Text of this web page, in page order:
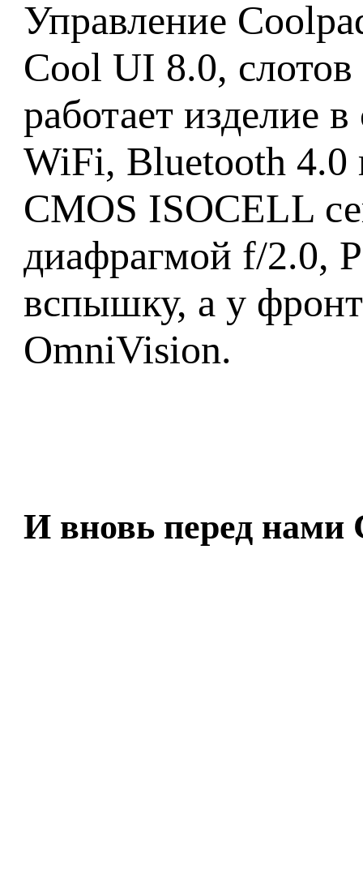
Управление
Cool UI 8.0,
работает изделие
WiFi, Bluetooth 4.0
CMOS ISOCELL
диафрагмой f/2.0,
вспышку, а у
OmniVision.
И вновь перед нами